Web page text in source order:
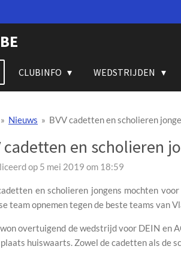
CLUBINFO WEDSTRIJDEN
» Nieuws » BVV cadetten en scholieren
cadetten en scholieren
op 5 mei 2019 om 18:59
en scholieren jongens mochten
team opnemen tegen de beste teams van
overtuigend de wedstrijd voor DEIN en
plaats huiswaarts. Zowel de cadetten als de